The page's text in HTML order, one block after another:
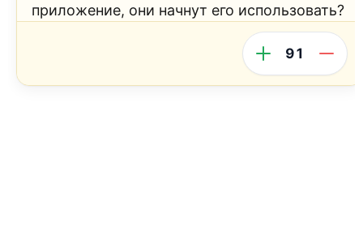
приложение, они начнут его использовать?
91